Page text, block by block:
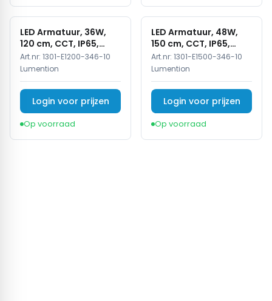
LED Armatuur, 36W,
120 cm, CCT, IP65,
Koppelbaar
Art.nr: 1301-E1200-346-10
Lumention
Login voor prijzen
Op voorraad
LED Armatuur, 48W,
150 cm, CCT, IP65,
Koppelbaar
Art.nr: 1301-E1500-346-10
Lumention
Login voor prijzen
Op voorraad